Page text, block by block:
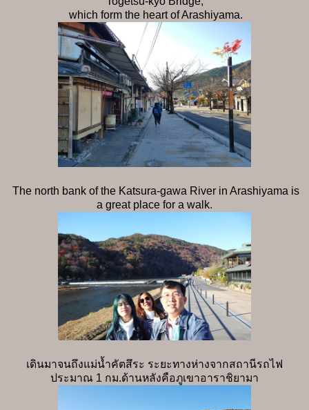
which form the heart of Arashiyama.
The north bank of the Katsura-gawa River in Arashiyama is
a great place for a walk.
เดินมาจนถึงแม่น้ำคัตสึระ ระยะทางห่างจากสถานีรถไฟ
ประมาณ 1 กม.ด้านหลังคือภูเขาอาราชิยามา